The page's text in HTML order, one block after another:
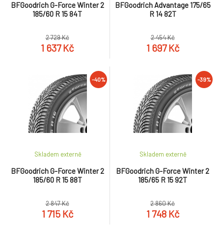
BFGoodrich G-Force Winter 2
185/60 R 15 84T
2 729 Kč
1 637 Kč
BFGoodrich Advantage 175/65
R 14 82T
2 454 Kč
1 697 Kč
-40%
BFGoodrich G-Force Winter 2
185/60 R 15 88T
Skladem externě
2 847 Kč
1 715 Kč
-39%
BFGoodrich G-Force Winter 2
185/65 R 15 92T
Skladem externě
2 860 Kč
1 748 Kč